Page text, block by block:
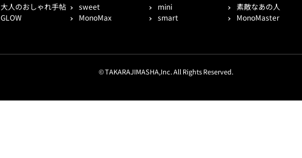
大人のおしゃれ手帖 sweet mini
素敵なあの人
GLOW MonoMax smart
MonoMaster
© TAKARAJIMASHA,Inc. All Rights Reserved.